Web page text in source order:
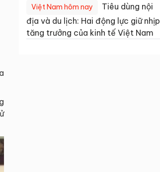
Việt Nam hôm nay
Tiêu dùng nội
địa và du lịch: Hai động lực giữ nhịp
tăng trưởng của kinh tế Việt Nam